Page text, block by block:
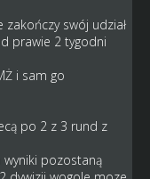
swój udział
prawie 2 tygodni
i sam go
po 2 z 3 rund z
wyniki pozostaną